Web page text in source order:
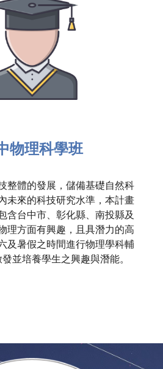
物理科學班
整體的發展，儲備基礎自然科
未來的科技研究水準，本計畫
含台中市、彰化縣、南投縣及
理方面有興趣，且具潛力的高
及暑假之時間進行物理學科輔
並培養學生之興趣與潛能。